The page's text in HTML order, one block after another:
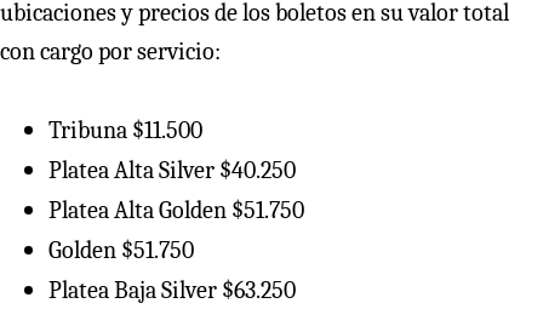
ubicaciones y precios de los boletos en su valor total
con cargo por servicio:
Tribuna $11.500
Platea Alta Silver $40.250
Platea Alta Golden $51.750
Golden $51.750
Platea Baja Silver $63.250